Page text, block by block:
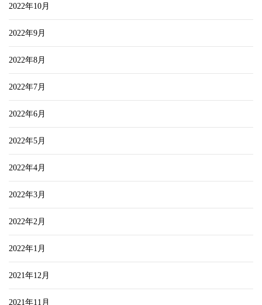
2022年10月
2022年9月
2022年8月
2022年7月
2022年6月
2022年5月
2022年4月
2022年3月
2022年2月
2022年1月
2021年12月
2021年11月